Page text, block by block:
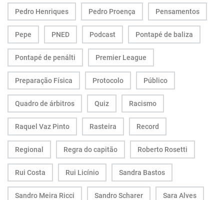
Pedro Henriques Pedro Proença Pensamentos
Pepe PNED Podcast Pontapé de baliza
Pontapé de penálti Premier League
Preparação Física Protocolo Público
Quadro de árbitros Quiz Racismo
Raquel Vaz Pinto Rasteira Record
Regional Regra do capitão Roberto Rosetti
Rui Costa Rui Licínio Sandra Bastos
Sandro Meira Ricci Sandro Scharer Sara Alves